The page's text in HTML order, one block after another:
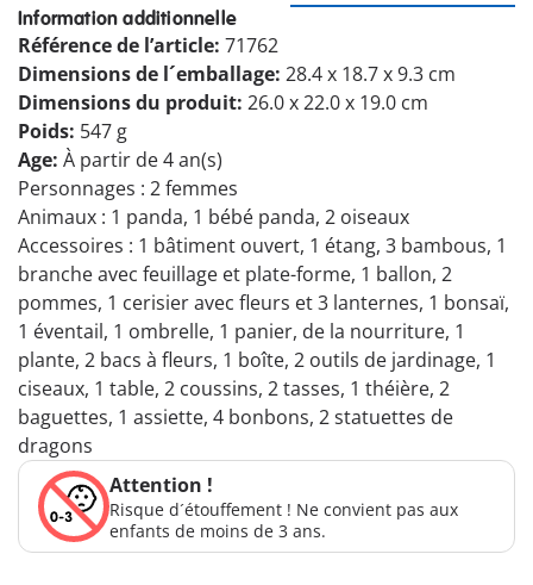
Information additionnelle
Référence de l’article: 71762
Dimensions de l´emballage: 28.4 x 18.7 x 9.3 cm
Dimensions du produit: 26.0 x 22.0 x 19.0 cm
Poids: 547 g
Age: À partir de 4 an(s)
Personnages : 2 femmes
Animaux : 1 panda, 1 bébé panda, 2 oiseaux
Accessoires : 1 bâtiment ouvert, 1 étang, 3 bambous, 1
branche avec feuillage et plate-forme, 1 ballon, 2
pommes, 1 cerisier avec fleurs et 3 lanternes, 1 bonsaï,
1 éventail, 1 ombrelle, 1 panier, de la nourriture, 1
plante, 2 bacs à fleurs, 1 boîte, 2 outils de jardinage, 1
ciseaux, 1 table, 2 coussins, 2 tasses, 1 théière, 2
baguettes, 1 assiette, 4 bonbons, 2 statuettes de
dragons
Attention !
Risque d´étouffement ! Ne convient pas aux
enfants de moins de 3 ans.